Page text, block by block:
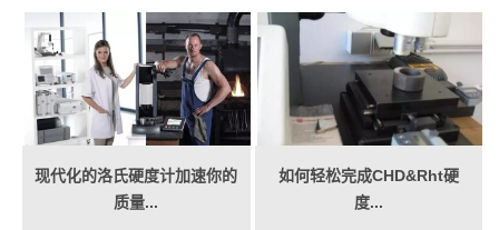
现代化的洛氏硬度计加速你的
质量...
如何轻松完成CHD&Rht硬
度...